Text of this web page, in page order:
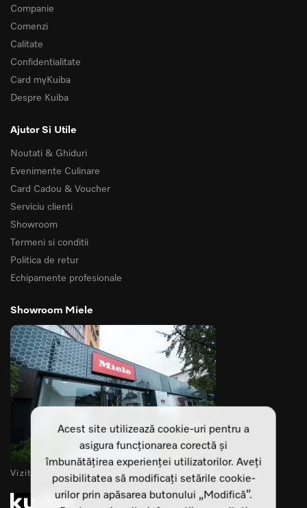
Companie
Comenzi
Calitate
Confidentialitate
Card myKuiba
Despre Kuiba
Ajutor Si Utile
Noutati & Ghiduri
Evenimente Culinare
Card Cadou & Voucher
Serviciu clienti
Showroom
Termeni si conditii
Politica de retur
Echipamente profesionale
Showroom Miele
Vizitează-ne showroomurile din Cluj Napoca si Sibiu
Acest site utilizează cookie-uri pentru a
asigura funcționarea corectă și
îmbunătățirea experienței utilizatorilor. Aveți
posibilitatea să modificați setările cookie-
urilor prin apăsarea butonului „Modifică”.